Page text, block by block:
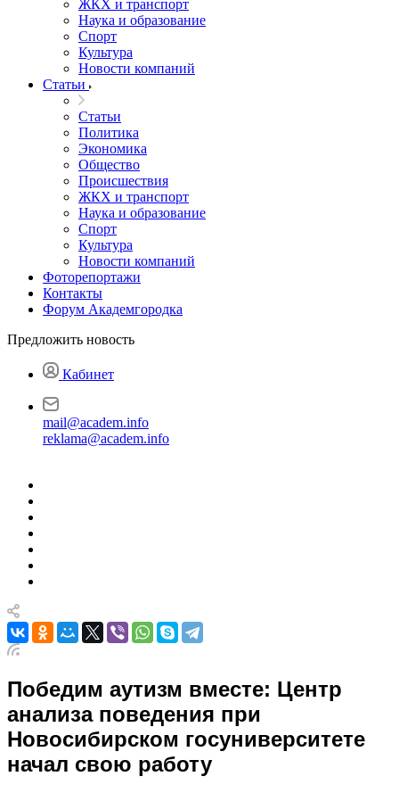
ЖКХ и транспорт
Наука и образование
Спорт
Культура
Новости компаний
Статьи
Статьи
Политика
Экономика
Общество
Происшествия
ЖКХ и транспорт
Наука и образование
Спорт
Культура
Новости компаний
Фоторепортажи
Контакты
Форум Академгородка
Предложить новость
Кабинет
mail@academ.info
reklama@academ.info
Победим аутизм вместе: Центр
анализа поведения при
Новосибирском госуниверситете
начал свою работу